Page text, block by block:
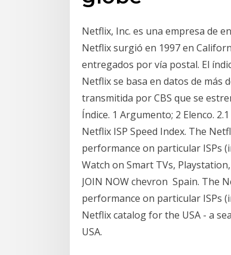
Netflix, Inc. es una empresa de
Netflix surgió en 1997 en
entregados por vía postal. El
Netflix se basa en datos de más
transmitida por CBS que se
Índice. 1 Argumento; 2 Elenco.
Netflix ISP Speed Index. The
performance on particular ISPs
Watch on Smart TVs,
JOIN NOW chevron Spain. The
performance on particular ISPs
Netflix catalog for the USA - a
USA.